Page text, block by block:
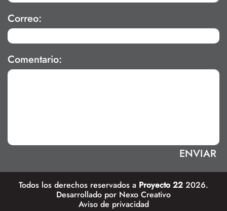
Correo:
Comentario:
Todos los derechos reservados a Proyecto 22 2026.
Desarrollado por Nexo Creativo
Aviso de privacidad